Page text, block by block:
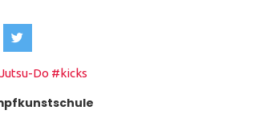
Do #kicks